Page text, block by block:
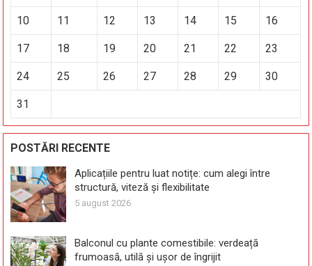
10 11 12 13 14 15 16
17 18 19 20 21 22 23
24 25 26 27 28 29 30
31
POSTĂRI RECENTE
Aplicațiile pentru luat notițe: cum alegi între
structură, viteză și flexibilitate
5 august 2026
Balconul cu plante comestibile: verdeață
frumoasă, utilă și ușor de îngrijit